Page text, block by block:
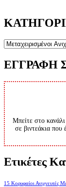
ΕΓΓΡΑΦΗ
Μπείτε στο
σε βιντεάκια που
Ετικέτες
15 Κορυφαίοι Ανιχνευτές